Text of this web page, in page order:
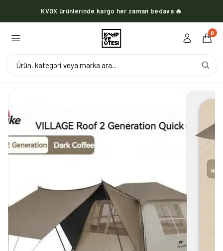
KVOX ürünlerinde kargo her zaman bedava 🔥
0
Ürün, kategori veya marka ara...